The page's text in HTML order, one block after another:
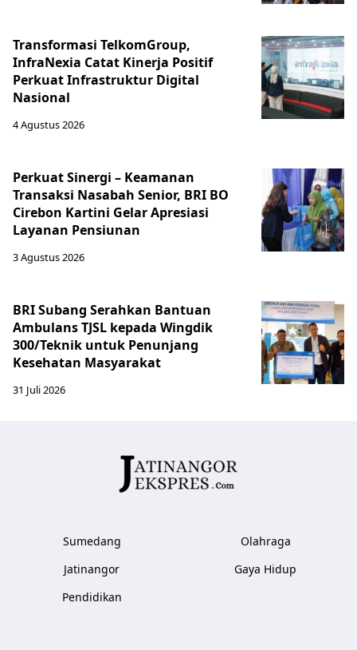
Transformasi TelkomGroup,
InfraNexia Catat Kinerja Positif
Perkuat Infrastruktur Digital
Nasional
4 Agustus 2026
Perkuat Sinergi – Keamanan
Transaksi Nasabah Senior, BRI BO
Cirebon Kartini Gelar Apresiasi
Layanan Pensiunan
3 Agustus 2026
BRI Subang Serahkan Bantuan
Ambulans TJSL kepada Wingdik
300/Teknik untuk Penunjang
Kesehatan Masyarakat ​
31 Juli 2026
Sumedang
Jatinangor
Pendidikan
Olahraga
Gaya Hidup